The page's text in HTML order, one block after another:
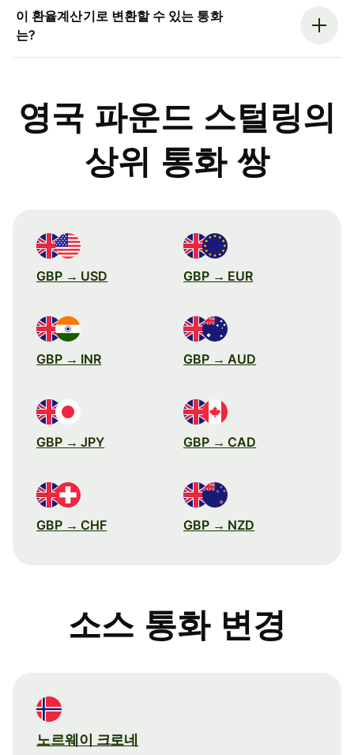
이 환율계산기로 변환할 수 있는 통화
는?
영국 파운드 스털링의
상위 통화 쌍
GBP → USD GBP → EUR
GBP → INR GBP → AUD
GBP → JPY GBP → CAD
GBP → CHF GBP → NZD
소스 통화 변경
노르웨이 크로네